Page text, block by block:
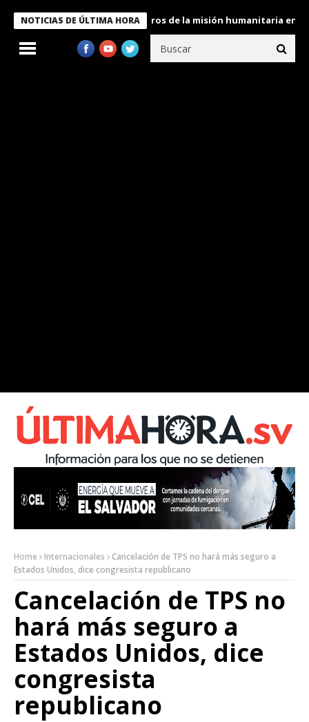
NOTICIAS DE ÚLTIMA HORA
condecora a miembros de la misión humanitaria enviada a
Home Internacionales
Cancelación de TPS no hará más seguro a
Estados Unidos, dice congresista republicano
Cancelación de TPS no
hará más seguro a
Estados Unidos, dice
congresista
republicano